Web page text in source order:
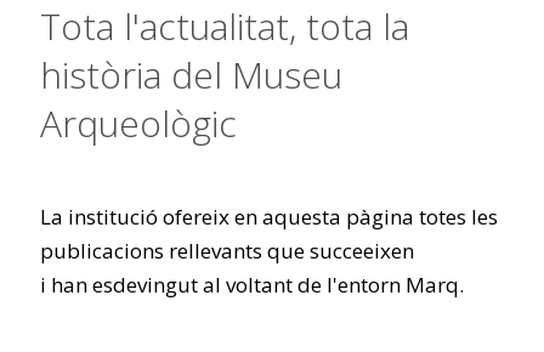
Tota l'actualitat, tota la
història del Museu
Arqueològic
La institució ofereix en aquesta pàgina totes les
publicacions rellevants que succeeixen
i han esdevingut al voltant de l'entorn Marq.